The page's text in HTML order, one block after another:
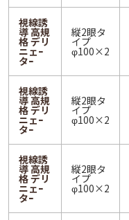
視線誘
導 高規
格 デリ
ニェｰ
タｰ
縦2眼タ
イプ
φ100×2
視線誘
導 高規
格 デリ
ニェｰ
タｰ
縦2眼タ
イプ
φ100×2
視線誘
導 高規
格 デリ
ニェｰ
タｰ
縦2眼タ
イプ
φ100×2